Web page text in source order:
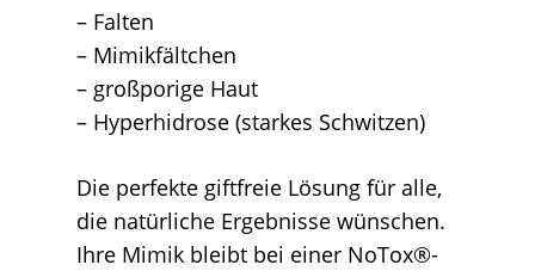
– Falten
– Mimikfältchen
– großporige Haut
– Hyperhidrose (starkes Schwitzen)
Die perfekte giftfreie Lösung für alle,
die natürliche Ergebnisse wünschen.
Ihre Mimik bleibt bei einer NoTox®-